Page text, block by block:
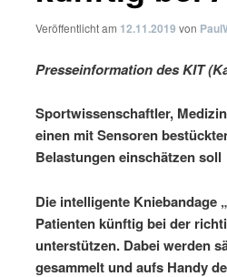
Veröffentlicht am 12.11.2019 von
Presseinformation des KIT
Sportwissenschaftler,
einen mit Sensoren
Belastungen einschätzen soll
Die intelligente Kniebandage
Patienten künftig bei der
unterstützen. Dabei werden
gesammelt und aufs Handy